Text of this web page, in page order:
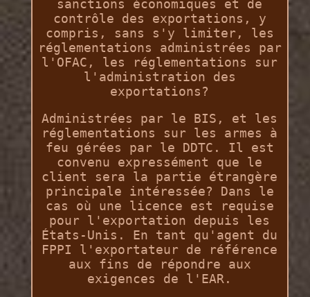
sanctions économiques et de
contrôle des exportations, y
compris, sans s'y limiter, les
réglementations administrées par
l'OFAC, les réglementations sur
l'administration des
exportations?
Administrées par le BIS, et les
réglementations sur les armes à
feu gérées par le DDTC. Il est
convenu expressément que le
client sera la partie étrangère
principale intéressée? Dans le
cas où une licence est requise
pour l'exportation depuis les
États-Unis. En tant qu'agent du
FPPI l'exportateur de référence
aux fins de répondre aux
exigences de l'EAR.